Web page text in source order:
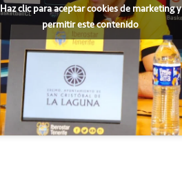
Haz clic para aceptar cookies de marketing y
permitir este contenido